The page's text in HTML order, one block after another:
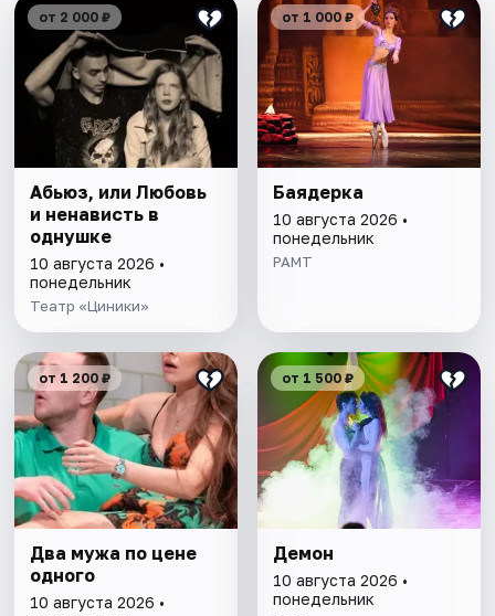
от 2 000 ₽
Абьюз, или Любовь
и ненависть в
однушке
10 августа 2026 •
понедельник
Театр «Циники»
от 1 000 ₽
Баядерка
10 августа 2026 •
понедельник
РАМТ
от 1 200 ₽
Два мужа по цене
одного
10 августа 2026 •
от 1 500 ₽
Демон
10 августа 2026 •
понедельник